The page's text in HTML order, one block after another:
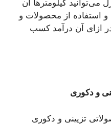
می‌توانید کیلومترها آن
استفاده از محصولات و
ازای آن درآمد کسب
و دکوری
تزیینی و دکوری